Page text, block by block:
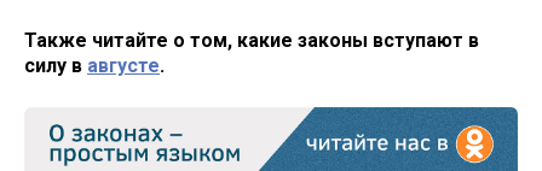
Также читайте о том, какие законы вступают в
силу в августе.